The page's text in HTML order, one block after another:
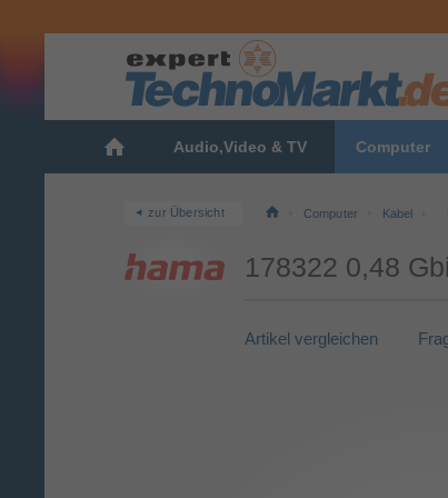
Audio,Video & TV Computer
zur Übersicht Computer Kabel
178322 0,48
Artikel vergleichen